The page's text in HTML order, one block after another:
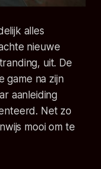
alles
nieuwe
uit. De
game na zijn
aanleiding
Net zo
mooi om te